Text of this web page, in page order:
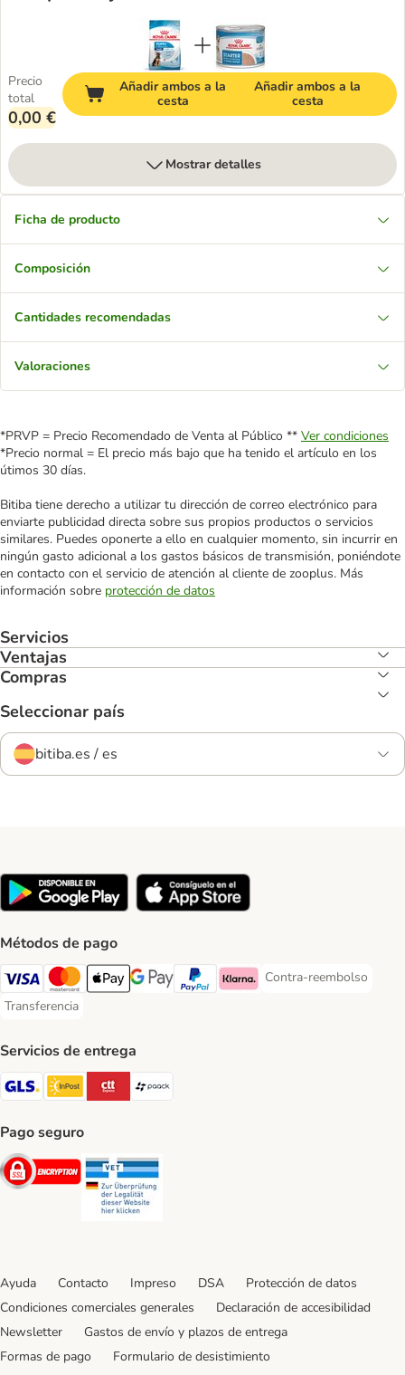
Precio
total
0,00 €
Añadir ambos a la
cesta
Añadir ambos a la
cesta
Mostrar detalles
Ficha de producto
Composición
Cantidades recomendadas
Valoraciones
*PRVP = Precio Recomendado de Venta al Público ** Ver condiciones
*Precio normal = El precio más bajo que ha tenido el artículo en los
útimos 30 días.
Bitiba tiene derecho a utilizar tu dirección de correo electrónico para
enviarte publicidad directa sobre sus propios productos o servicios
similares. Puedes oponerte a ello en cualquier momento, sin incurrir en
ningún gasto adicional a los gastos básicos de transmisión, poniéndote
en contacto con el servicio de atención al cliente de zooplus. Más
información sobre protección de datos
Servicios
Ventajas
Compras
Seleccionar país
bitiba.es / es
Métodos de pago
Visa Payment Method
Mastercard Payment Method
Apple Pay Payment Method
Google Pay Payment Method
PayPal Payment Method
Klarna Payment Method
Contra-reembolso
Contra-reembolso
Transferencia
Transferencia Payment Method
Servicios de entrega
GLS Shipping Method
InPost Shipping Method
CTTExpress Shipping Method
paack Shipping Method
Pago seguro
Security
Ayuda Contacto Impreso DSA
Protección de datos
Condiciones comerciales generales
Declaración de accesibilidad
Newsletter
Gastos de envío y plazos de entrega
Formas de pago
Formulario de desistimiento